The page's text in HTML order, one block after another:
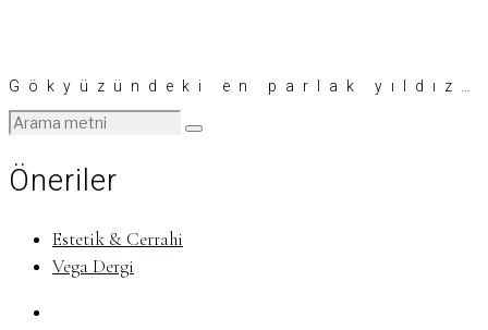
Gökyüzündeki en parlak yıldız…
Öneriler
Estetik & Cerrahi
Vega Dergi